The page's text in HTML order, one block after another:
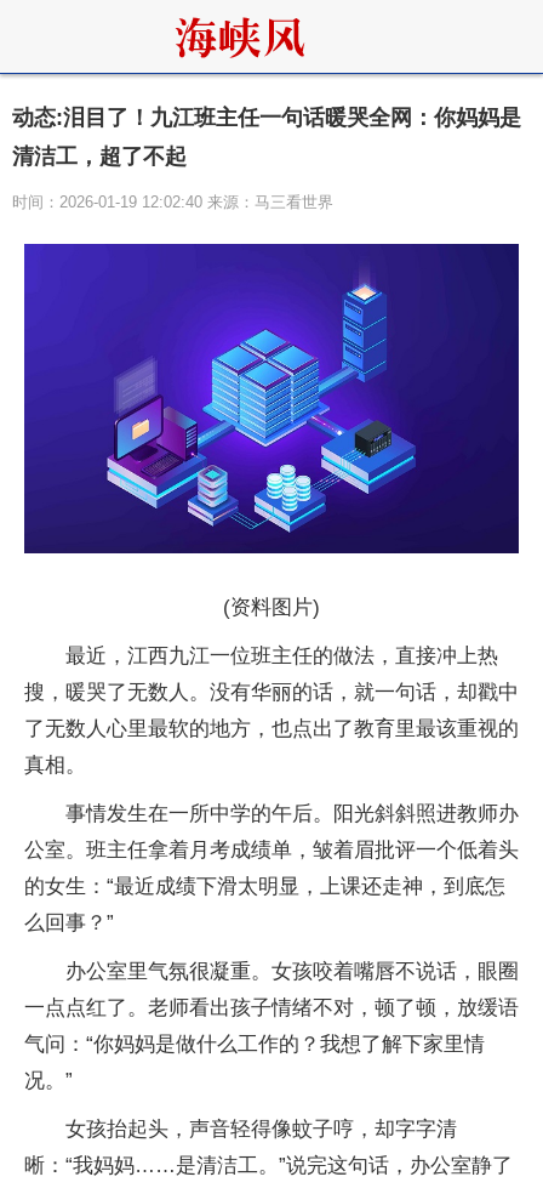
动态:泪目了！九江班主任一句话暖哭全网：你妈妈是
清洁工，超了不起
时间：2026-01-19 12:02:40 来源：马三看世界
(资料图片)
最近，江西九江一位班主任的做法，直接冲上热
搜，暖哭了无数人。没有华丽的话，就一句话，却戳中
了无数人心里最软的地方，也点出了教育里最该重视的
真相。
事情发生在一所中学的午后。阳光斜斜照进教师办
公室。班主任拿着月考成绩单，皱着眉批评一个低着头
的女生：“最近成绩下滑太明显，上课还走神，到底怎
么回事？”
办公室里气氛很凝重。女孩咬着嘴唇不说话，眼圈
一点点红了。老师看出孩子情绪不对，顿了顿，放缓语
气问：“你妈妈是做什么工作的？我想了解下家里情
况。”
女孩抬起头，声音轻得像蚊子哼，却字字清
晰：“我妈妈……是清洁工。”说完这句话，办公室静了